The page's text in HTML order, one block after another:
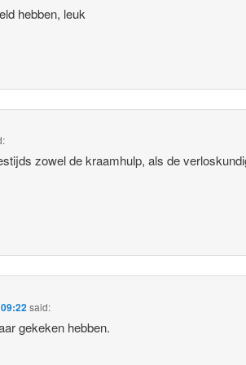
hebben, leuk
zowel de kraamhulp, als de
said:
gekeken hebben.